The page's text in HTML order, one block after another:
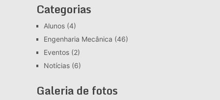
Categorias
Alunos(4)
Engenharia Mecânica (46)
Eventos(2)
Notícias(6)
Galeria de fotos